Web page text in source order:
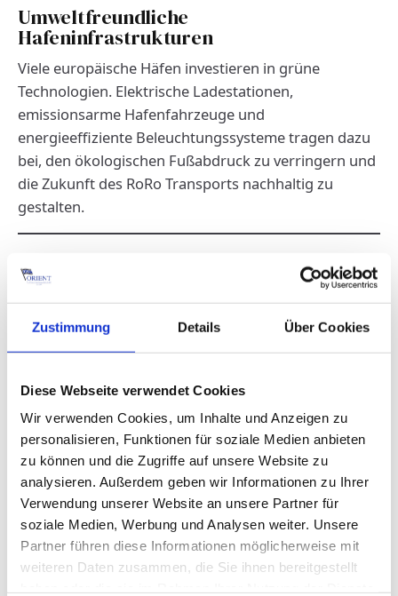
Zustimmung Details Über Cookies
Diese Webseite verwendet Cookies
Wir verwenden Cookies, um Inhalte und Anzeigen zu
personalisieren, Funktionen für soziale Medien anbieten
zu können und die Zugriffe auf unsere Website zu
analysieren. Außerdem geben wir Informationen zu Ihrer
Verwendung unserer Website an unsere Partner für
soziale Medien, Werbung und Analysen weiter. Unsere
Partner führen diese Informationen möglicherweise mit
weiteren Daten zusammen, die Sie ihnen bereitgestellt
Umweltfreundliche
Hafeninfrastrukturen
Viele europäische Häfen investieren in grüne
Technologien. Elektrische Ladestationen,
emissionsarme Hafenfahrzeuge und
energieeffiziente Beleuchtungssysteme tragen dazu
bei, den ökologischen Fußabdruck zu verringern und
die Zukunft des RoRo Transports nachhaltig zu
gestalten.
Vernetzte Logistik:
Digitalisierung und Big Data
im RoRo Transport
Echtzeit-Überwachung und
transparente Lieferketten
Moderne RoRo-Schiffe sind mit Sensoren
ausgestattet, die den Status der Ladung
kontinuierlich überwachen. Kunden können ihre
Transporte in Echtzeit verfolgen, was Vertrauen
schafft und die Logistikplanung verbessert.